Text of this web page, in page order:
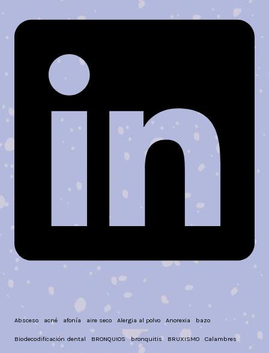
Absceso acné afonía aire seco Alergia al polvo Anorexia bazo
Biodecodificación dental BRONQUIOS bronquitis BRUXISMO Calambres